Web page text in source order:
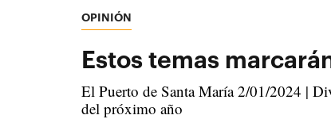
OPINIÓN
Estos temas
El Puerto de Santa María 2/01/2024 |
del próximo año